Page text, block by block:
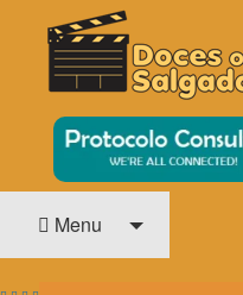
DOCES OU SALGADAS?
O Cinema? Uma Paixão!!
Menu